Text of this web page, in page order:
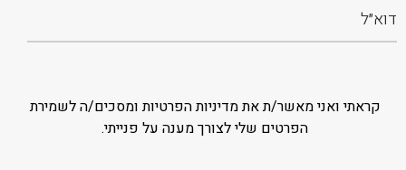
קראתי ואני מאשר/ת את מדיניות הפרטיות ומסכים/ה לשמירת
הפרטים שלי לצורך מענה על פנייתי.